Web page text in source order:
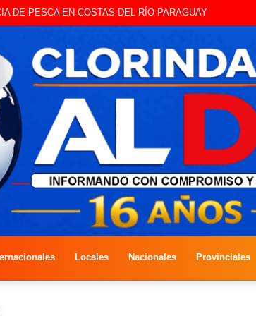
LA EDICIÓN DÍA DEL NIÑO
Locales Nacionales Provinciales